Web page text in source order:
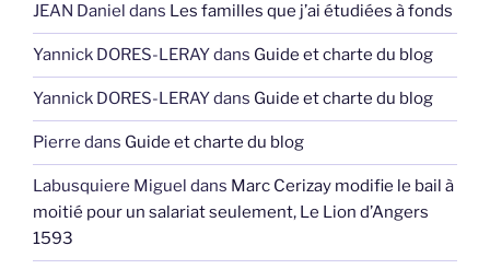
JEAN Daniel dans Les familles que j’ai étudiées à fonds
Yannick DORES-LERAYdans Guide et charte du blog
Yannick DORES-LERAYdans Guide et charte du blog
Pierre dans Guide et charte du blog
Labusquiere Miguel dans Marc Cerizay modifie le bail à
moitié pour un salariat seulement, Le Lion d’Angers
1593